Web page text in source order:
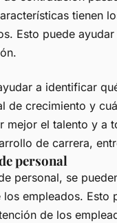
tienen
Esto puede
a identificar
de crecimiento y
mejor el talento y a
de carrera,
personal
personal, se
empleados. Esto
de los